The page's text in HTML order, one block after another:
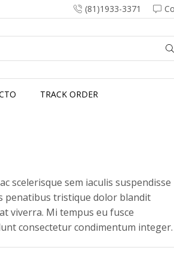
(81)1933-3371
TRACK ORDER
scelerisque sem iaculis suspendisse
penatibus tristique dolor blandit
viverra. Mi tempus eu fusce
consectetur condimentum integer.